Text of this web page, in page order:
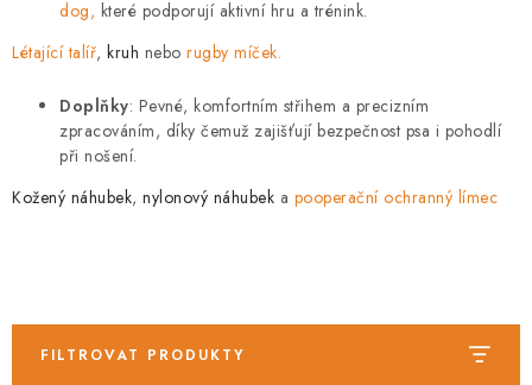
SLUŽBY
VÝMĚNA, VRÁCENÍ A REKLAMACE
O nás Kontakty
Doprava a platba
dog, které podporují aktivní hru a trénink.
Létající talíř, kruh nebo rugby míček.
Doplňky: Pevné, komfortním střihem a precizním
zpracováním, díky čemuž zajišťují bezpečnost psa i pohodlí
při nošení.
Kožený náhubek, nylonový náhubek a pooperační ochranný límec
FILTROVAT PRODUKTY